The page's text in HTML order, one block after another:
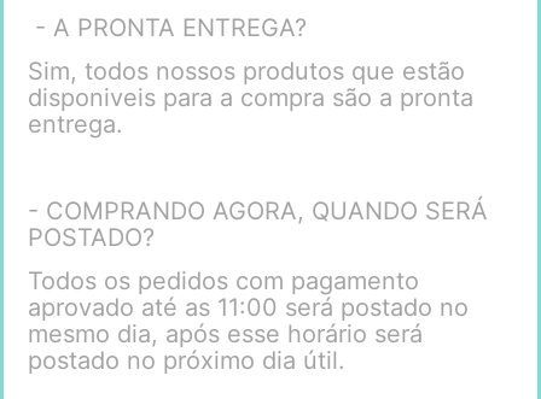
- A PRONTA ENTREGA?
Sim, todos nossos produtos que estão
disponiveis para a compra são a pronta
entrega.
- COMPRANDO AGORA, QUANDO SERÁ
POSTADO?
Todos os pedidos com pagamento
aprovado até as 11:00 será postado no
mesmo dia, após esse horário será
postado no próximo dia útil.